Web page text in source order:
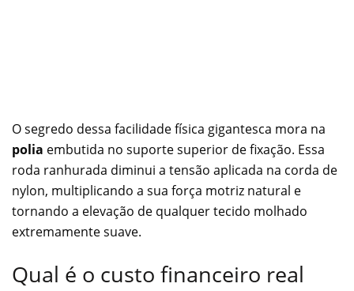
O segredo dessa facilidade física gigantesca mora na
polia embutida no suporte superior de fixação. Essa
roda ranhurada diminui a tensão aplicada na corda de
nylon, multiplicando a sua força motriz natural e
tornando a elevação de qualquer tecido molhado
extremamente suave.
Qual é o custo financeiro real